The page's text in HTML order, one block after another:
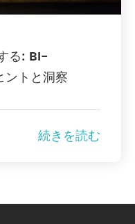
る: BI-
トと洞察
続きを読む